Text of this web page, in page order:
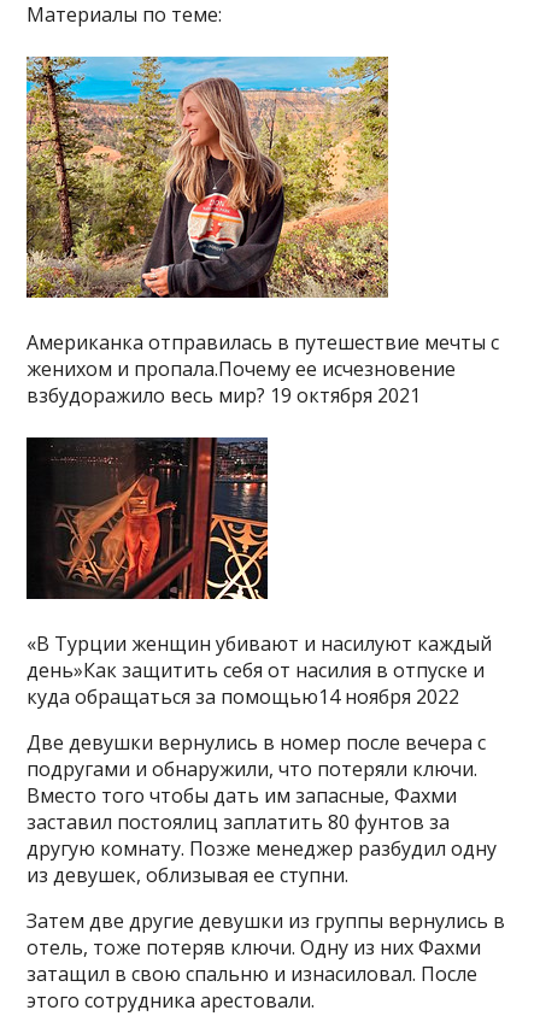
Материалы по теме:
Американка отправилась в путешествие мечты с
женихом и пропала.Почему ее исчезновение
взбудоражило весь мир? 19 октября 2021
«В Турции женщин убивают и насилуют каждый
день»Как защитить себя от насилия в отпуске и
куда обращаться за помощью14 ноября 2022
Две девушки вернулись в номер после вечера с
подругами и обнаружили, что потеряли ключи.
Вместо того чтобы дать им запасные, Фахми
заставил постоялиц заплатить 80 фунтов за
другую комнату. Позже менеджер разбудил одну
из девушек, облизывая ее ступни.
Затем две другие девушки из группы вернулись в
отель, тоже потеряв ключи. Одну из них Фахми
затащил в свою спальню и изнасиловал. После
этого сотрудника арестовали.